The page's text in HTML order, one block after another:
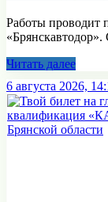
Работы проводит
«Брянскавтодор».
Читать далее
6 августа 2026,